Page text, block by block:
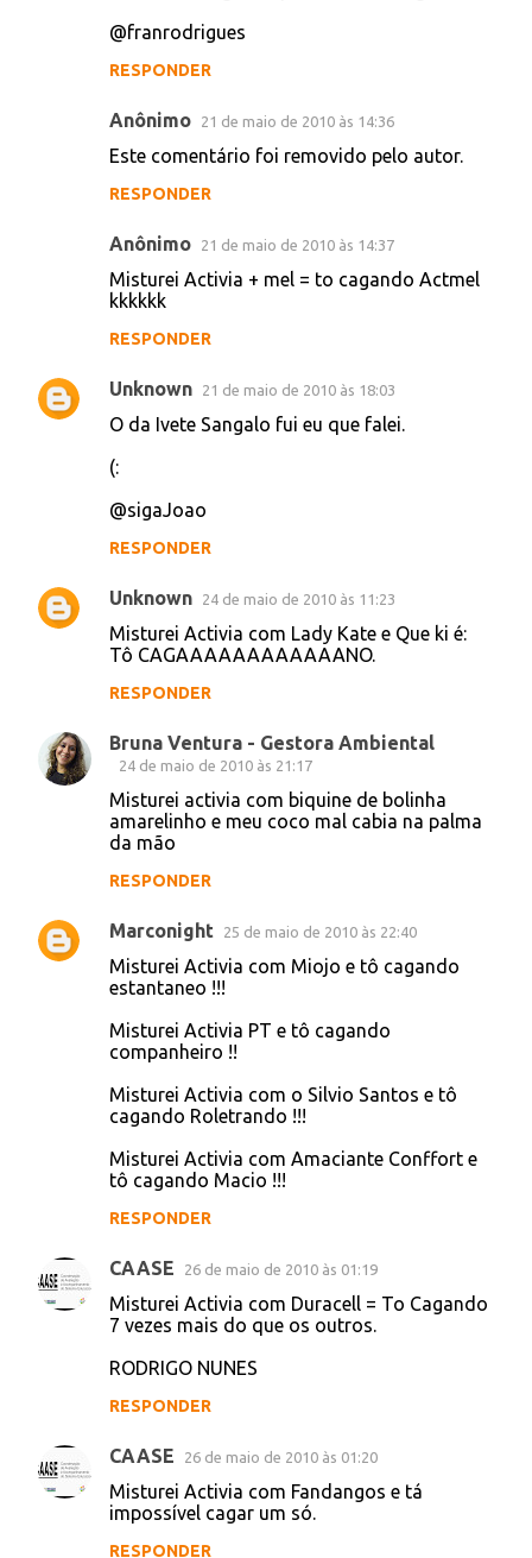
Anônimo 21 de maio de 2010 às 14:36
sumiu.
Misturei activia com ACE = to cagando
branco
não tem preço
Misturei activia com silvio santos = to
cagando dinheiro
Vamos cagar JUNTOS
Activia + Tang = Preparou Bebeu Caga!
@franrodrigues
RESPONDER
Anônimo 21 de maio de 2010 às 14:36
Este comentário foi removido pelo autor.
RESPONDER
RESPONDER
Unknown 21 de maio de 2010 às 18:03
O da Ivete Sangalo fui eu que falei.
@sigaJoao
RESPONDER
Unknown 24 de maio de 2010 às 11:23
Misturei Activia com Lady Kate e Que ki é:
Tô CAGAAAAAAAAAAAANO.
RESPONDER
Bruna Ventura - Gestora Ambiental
24 de maio de 2010 às 21:17
Misturei activia com biquine de bolinha
da mão
RESPONDER
Marconight 25 de maio de 2010 às 22:40
Misturei Activia com Miojo e tô cagando
estantaneo !!!
Misturei Activia PT e tô cagando
companheiro !!
Misturei Activia com o Silvio Santos e tô
cagando Roletrando !!!